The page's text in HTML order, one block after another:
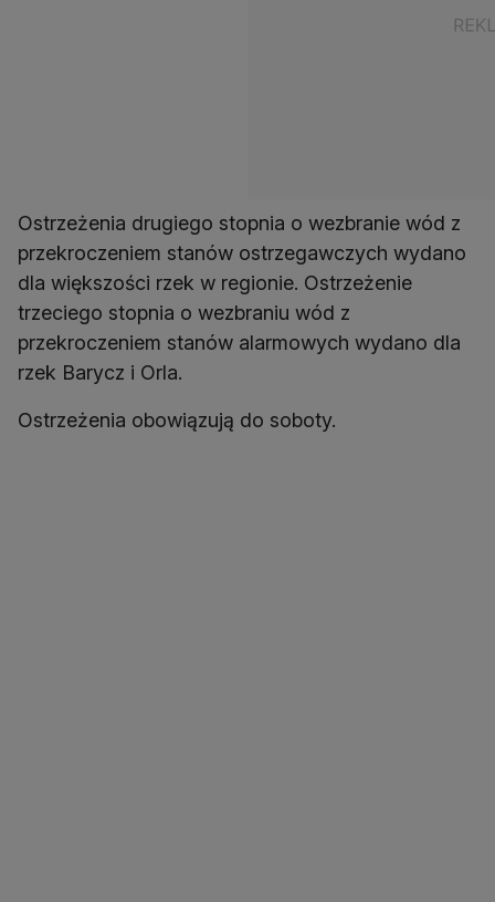
Ostrzeżenia drugiego stopnia o wezbranie wód z
przekroczeniem stanów ostrzegawczych wydano
dla większości rzek w regionie. Ostrzeżenie
trzeciego stopnia o wezbraniu wód z
przekroczeniem stanów alarmowych wydano dla
rzek Barycz i Orla.
Ostrzeżenia obowiązują do soboty.